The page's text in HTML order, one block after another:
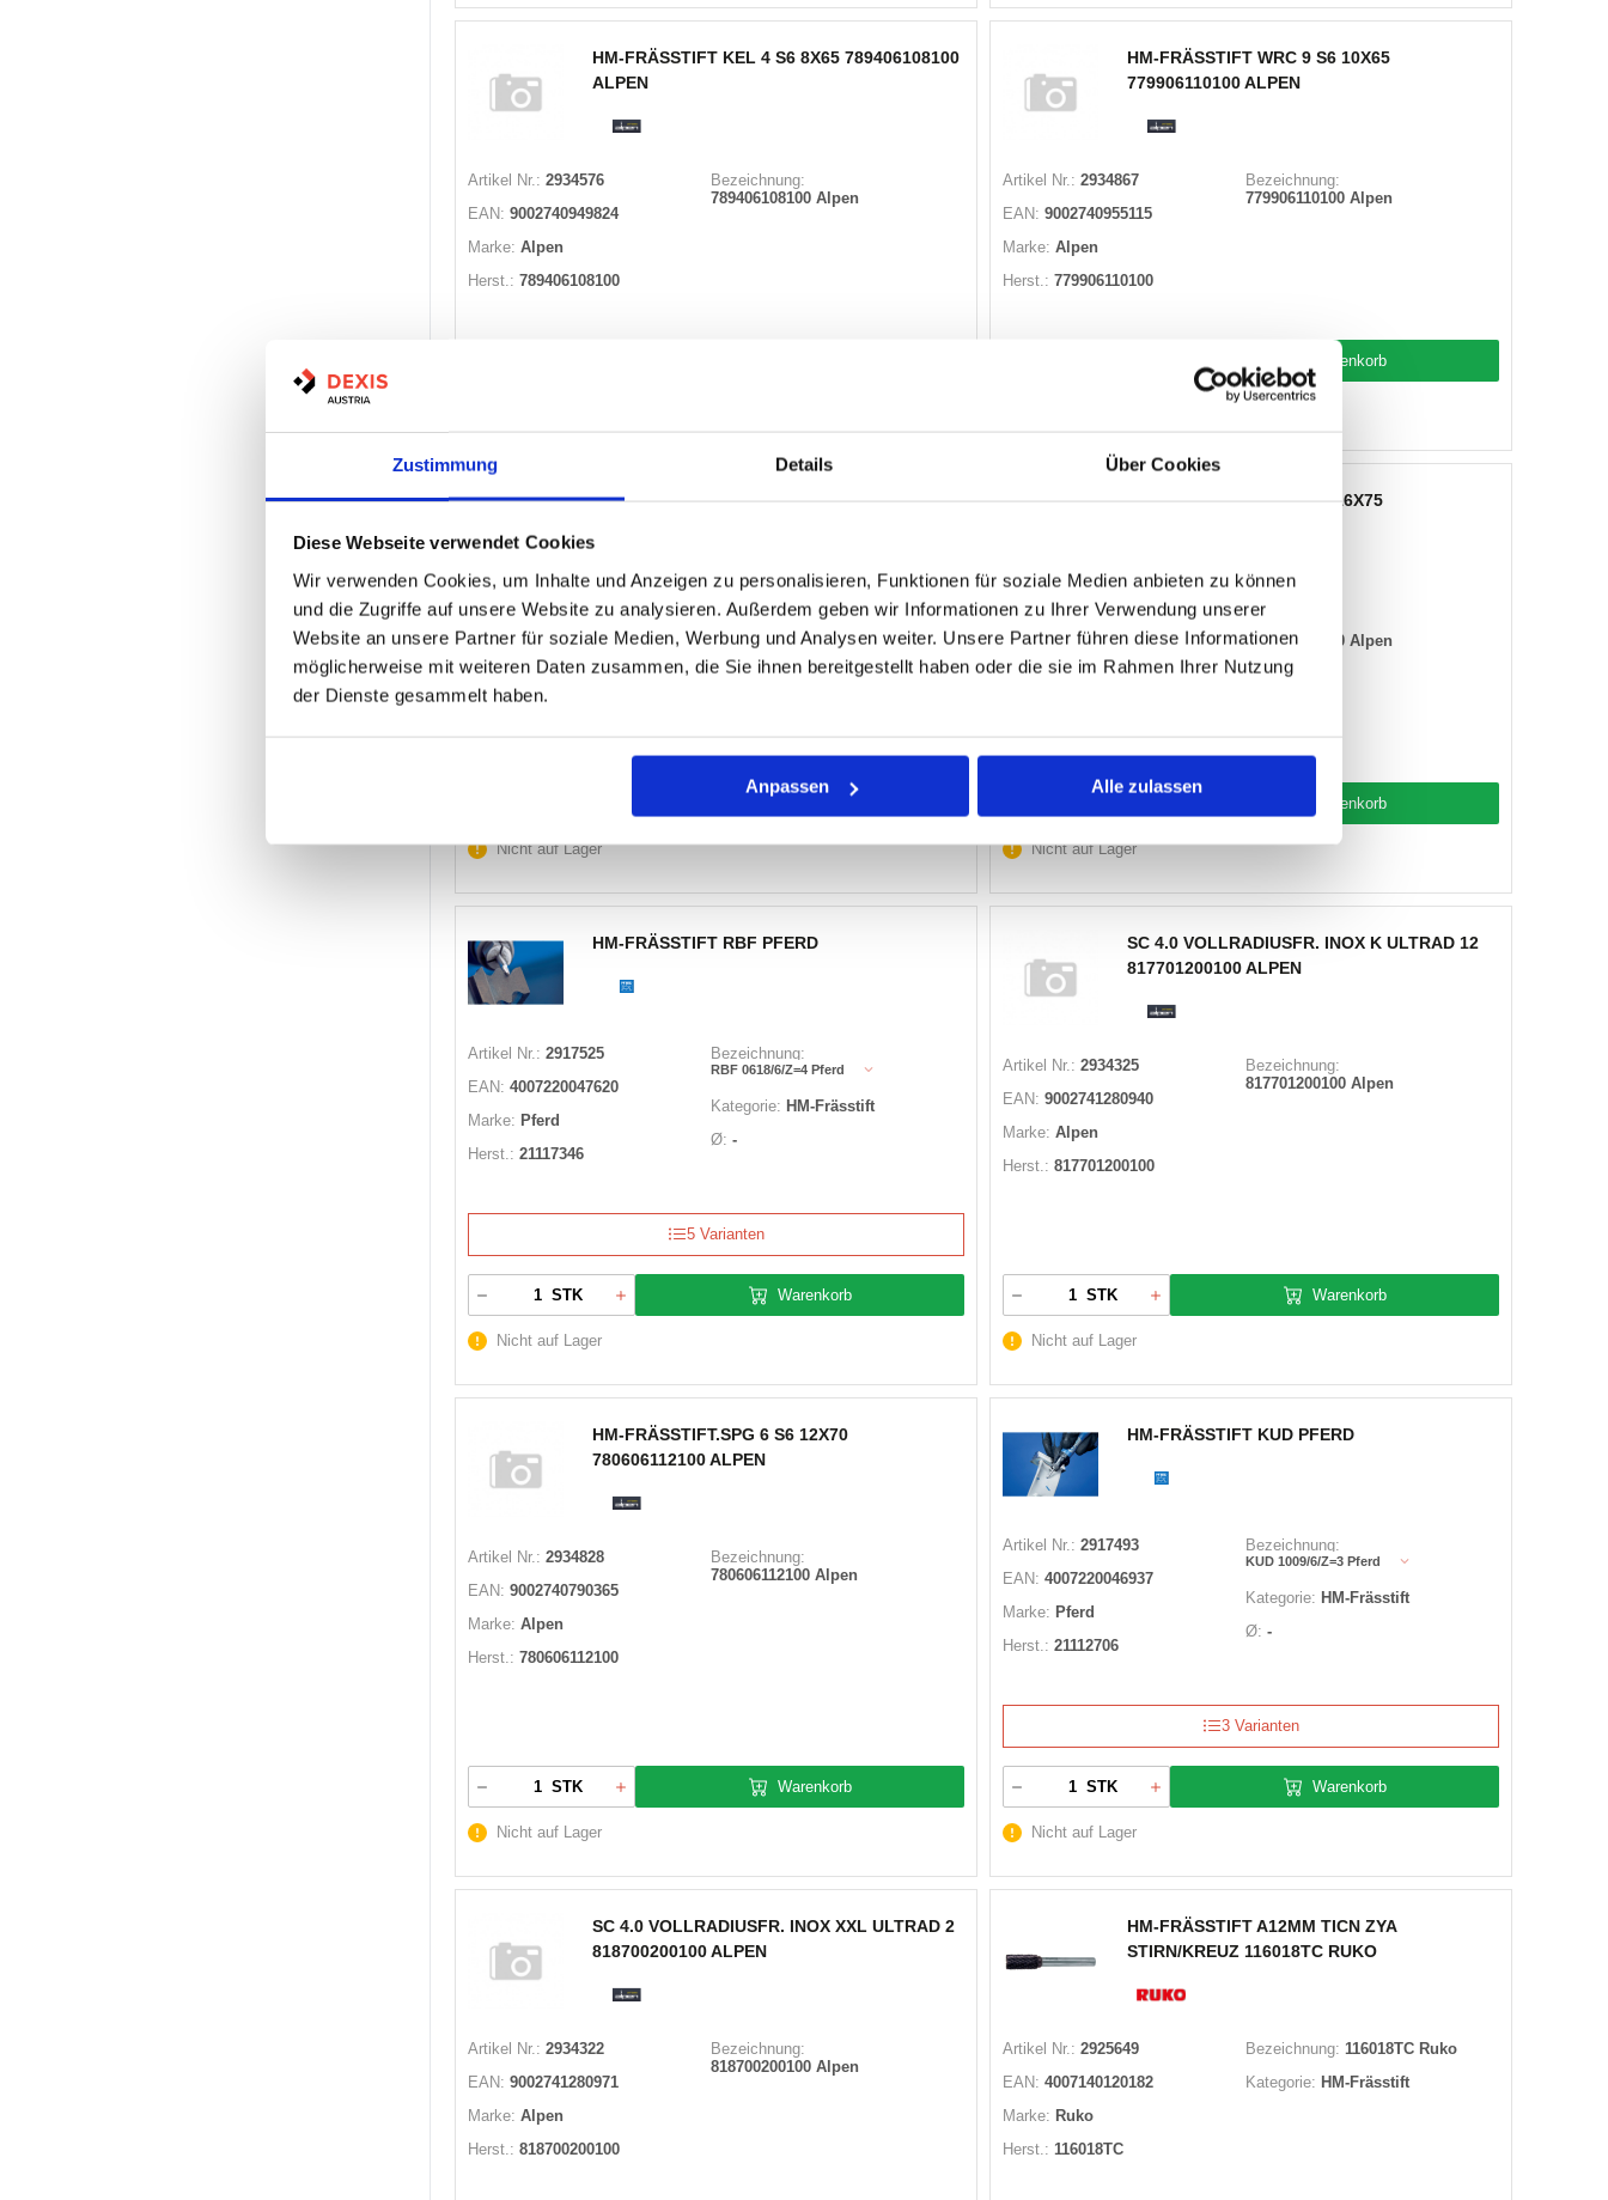
Zustimmung Details Über Cookies
Diese Webseite verwendet Cookies
Wir verwenden Cookies, um Inhalte und Anzeigen zu personalisieren, Funktionen für soziale Medien anbieten zu können
und die Zugriffe auf unsere Website zu analysieren. Außerdem geben wir Informationen zu Ihrer Verwendung unserer
Website an unsere Partner für soziale Medien, Werbung und Analysen weiter. Unsere Partner führen diese Informationen
möglicherweise mit weiteren Daten zusammen, die Sie ihnen bereitgestellt haben oder die sie im Rahmen Ihrer Nutzung
der Dienste gesammelt haben.
Anpassen Alle zulassen
HM-FRÄSSTIFT KEL 4 S6 8X65 789406108100
ALPEN
Artikel Nr.: 2934576
EAN: 9002740949824
Marke: Alpen
Herst.: 789406108100
Bezeichnung:
789406108100 Alpen
HM-FRÄSSTIFT WRC 9 S6 10X65
779906110100 ALPEN
Artikel Nr.: 2934867
EAN: 9002740955115
Marke: Alpen
Herst.: 779906110100
Bezeichnung:
779906110100 Alpen
Warenkorb
HM-FRÄSSTIFT ZYA 3 S3 3X38 777303103100
EAN:
9002740789611
Marke: Alpen
777303103100 Alpen
Warenkorb
Nicht auf Lager
HM-FRÄSSTIFT.SPG 3 S6 16X75
EAN:
9002740944287
780306116100 Alpen
Warenkorb
Nicht auf Lager
HM-FRÄSSTIFT RBF PFERD
Artikel Nr.: 2917525
EAN: 4007220047620
Marke: Pferd
Herst.: 21117346
Bezeichnung:
RBF 0618/6/Z=4 Pferd
Kategorie: HM-Frässtift
Ø: -
5 Varianten
STK Warenkorb
Nicht auf Lager
SC 4.0 VOLLRADIUSFR. INOX K ULTRAD 12
817701200100 ALPEN
Artikel Nr.: 2934325
EAN: 9002741280940
Marke: Alpen
Herst.: 817701200100
Bezeichnung:
817701200100 Alpen
STK Warenkorb
Nicht auf Lager
HM-FRÄSSTIFT.SPG 6 S6 12X70
780606112100 ALPEN
Artikel Nr.: 2934828
EAN: 9002740790365
Marke: Alpen
Herst.: 780606112100
Bezeichnung:
780606112100 Alpen
STK Warenkorb
Nicht auf Lager
HM-FRÄSSTIFT KUD PFERD
Artikel Nr.: 2917493
EAN: 4007220046937
Marke: Pferd
Herst.: 21112706
Bezeichnung:
KUD 1009/6/Z=3 Pferd
Kategorie: HM-Frässtift
Ø: -
3 Varianten
STK Warenkorb
Nicht auf Lager
SC 4.0 VOLLRADIUSFR. INOX XXL ULTRAD 2
818700200100 ALPEN
Artikel Nr.: 2934322
EAN: 9002741280971
Marke: Alpen
Herst.: 818700200100
Bezeichnung:
818700200100 Alpen
HM-FRÄSSTIFT A12MM TICN ZYA
STIRN/KREUZ 116018TC RUKO
Artikel Nr.: 2925649
EAN: 4007140120182
Marke: Ruko
Herst.: 116018TC
Bezeichnung: 116018TC Ruko
Kategorie: HM-Frässtift